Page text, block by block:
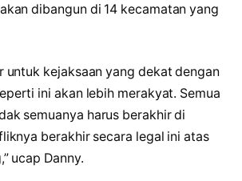
dibangun di 14 kecamatan yang
untuk kejaksaan yang dekat dengan
ini akan lebih merakyat. Semua
semuanya harus berakhir di
berakhir secara legal ini atas
ucap Danny.